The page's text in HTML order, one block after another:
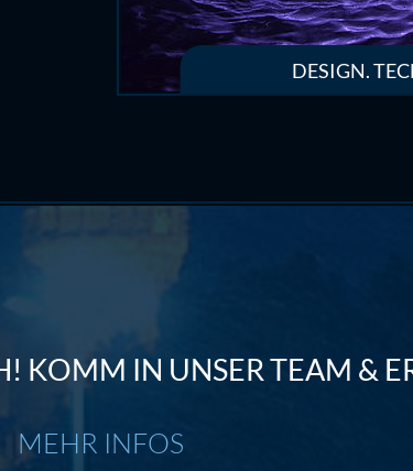
DESIGN.
KOMM IN UNSER TEAM &
MEHR INFOS